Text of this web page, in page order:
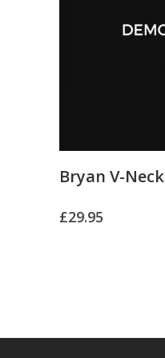
Bryan V-Neck
£29.95